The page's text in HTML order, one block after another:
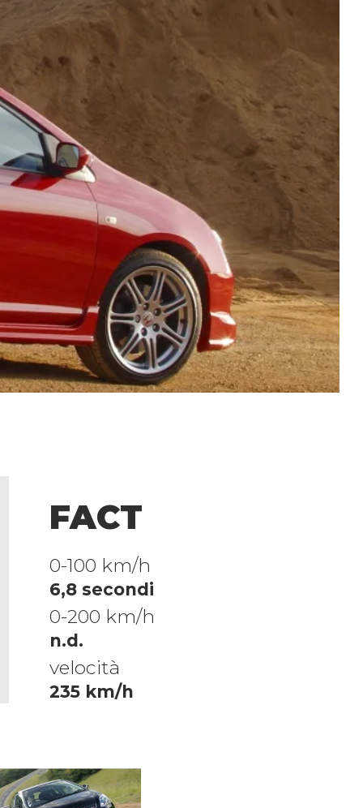
FACT
0-100 km/h
6,8 secondi
0-200 km/h
n.d.
velocità
235 km/h